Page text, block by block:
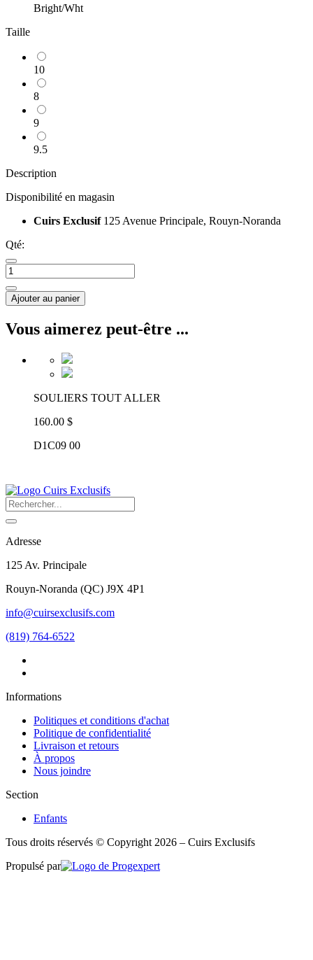
Bright/Wht
Taille
10
8
9
9.5
Description
Disponibilité en magasin
Cuirs Exclusif 125 Avenue Principale, Rouyn-Noranda
Qté:
Ajouter au panier
Vous aimerez peut-être ...
SOULIERS TOUT ALLER
160.00 $
D1C09 00
Adresse
125 Av. Principale
Rouyn-Noranda (QC) J9X 4P1
info@cuirsexclusifs.com
(819) 764-6522
Informations
Politiques et conditions d'achat
Politique de confidentialité
Livraison et retours
À propos
Nous joindre
Section
Enfants
Tous droits réservés © Copyright 2026 – Cuirs Exclusifs
Propulsé par